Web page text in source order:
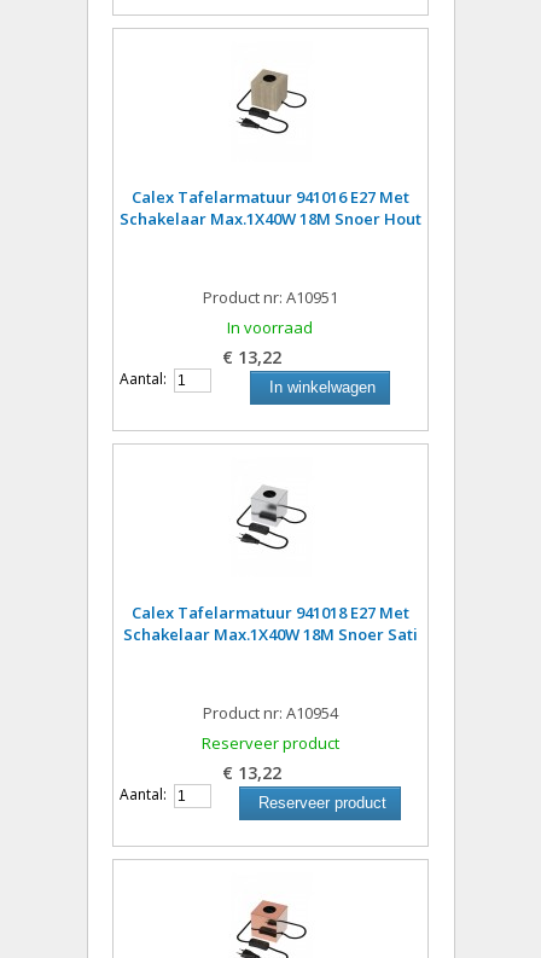
Calex Tafelarmatuur 941016 E27 Met
Schakelaar Max.1X40W 18M Snoer Hout
Product nr: A10951
In voorraad
€ 13,22
Aantal: In winkelwagen
Calex Tafelarmatuur 941018 E27 Met
Schakelaar Max.1X40W 18M Snoer Sati
Product nr: A10954
Reserveer product
€ 13,22
Aantal: Reserveer product